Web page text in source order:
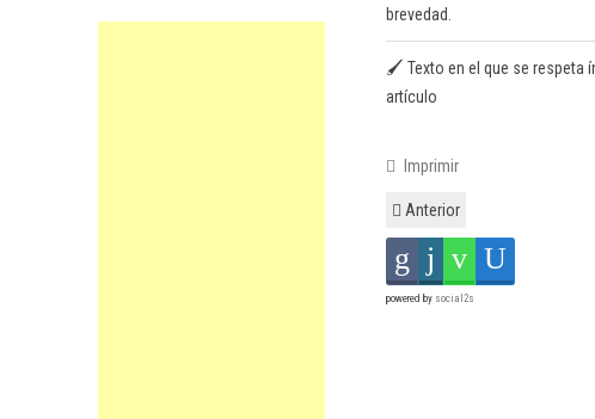
brevedad.
🖌️ Texto en el que se respeta
artículo
Imprimir
Anterior
powered by social2s